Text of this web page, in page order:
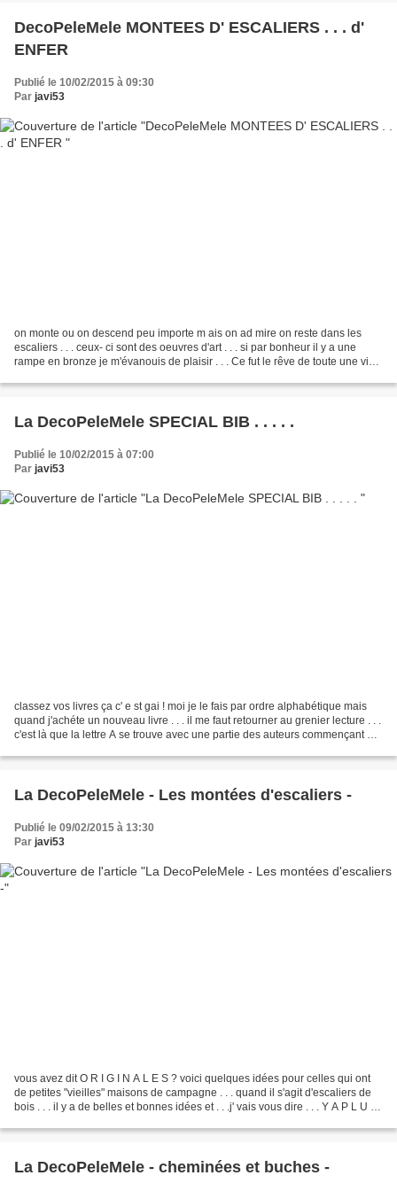
DecoPeleMele MONTEES D' ESCALIERS . . . d'
ENFER
Publié le 10/02/2015 à 09:30
Par javi53
on monte ou on descend peu importe m ais on ad mire on reste dans les
escaliers . . . ceux- ci sont des oeuvres d'art . . . si par bonheur il y a une
rampe en bronze je m'évanouis de plaisir . . . Ce fut le rêve de toute une vie
La DecoPeleMele SPECIAL BIB . . . . .
Publié le 10/02/2015 à 07:00
Par javi53
classez vos livres ça c' e st gai ! moi je le fais par ordre alphabétique mais
quand j'achéte un nouveau livre . . . il me faut retourner au grenier lecture . . .
c'est là que la lettre A se trouve avec une partie des auteurs commençant par
La DecoPeleMele - Les montées d'escaliers -
Publié le 09/02/2015 à 13:30
Par javi53
vous avez dit O R I G I N A L E S ? voici quelques idées pour celles qui ont
de petites "vieilles" maisons de campagne . . . quand il s'agit d'escaliers de
bois . . . il y a de belles et bonnes idées et . . .j' vais vous dire . . . Y A P L U K
La DecoPeleMele - cheminées et buches -